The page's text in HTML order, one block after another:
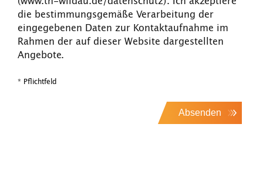
die bestimmungsgemäße Verarbeitung der
eingegebenen Daten zur Kontaktaufnahme im
Rahmen der auf dieser Website dargestellten
Angebote.
* Pflichtfeld
Absenden